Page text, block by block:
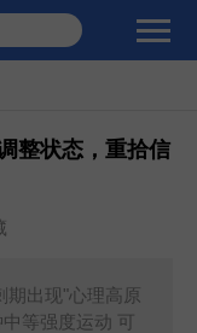
整状态，重拾信
期出现"心理高原
等强度运动 可